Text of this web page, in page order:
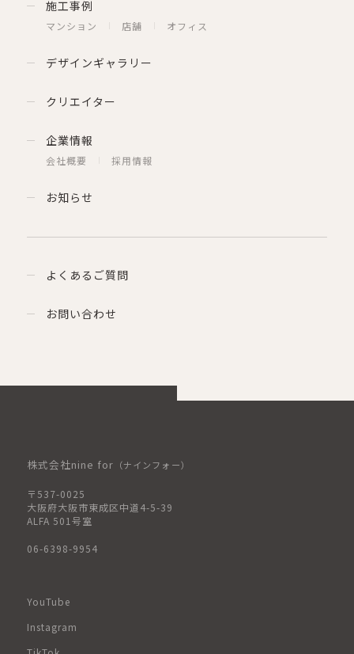
施工事例
マンション 店舗 オフィス
デザインギャラリー
クリエイター
企業情報
会社概要 採用情報
お知らせ
よくあるご質問
お問い合わせ
株式会社nine for （ナインフォー）
〒537-0025
大阪府大阪市東成区中道4-5-39
ALFA 501号室
06-6398-9954
YouTube
Instagram